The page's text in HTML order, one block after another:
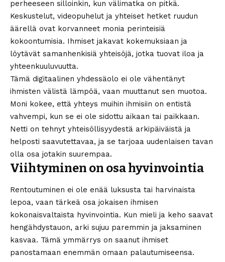
perheeseen silloinkin, kun välimatka on pitkä.
Keskustelut, videopuhelut ja yhteiset hetket ruudun
äärellä ovat korvanneet monia perinteisiä
kokoontumisia. Ihmiset jakavat kokemuksiaan ja
löytävät samanhenkisiä yhteisöjä, jotka tuovat iloa ja
yhteenkuuluvuutta.
Tämä digitaalinen yhdessäolo ei ole vähentänyt
ihmisten välistä lämpöä, vaan muuttanut sen muotoa.
Moni kokee, että yhteys muihin ihmisiin on entistä
vahvempi, kun se ei ole sidottu aikaan tai paikkaan.
Netti on tehnyt yhteisöllisyydestä arkipäiväistä ja
helposti saavutettavaa, ja se tarjoaa uudenlaisen tavan
olla osa jotakin suurempaa.
Viihtyminen on osa hyvinvointia
Rentoutuminen ei ole enää luksusta tai harvinaista
lepoa, vaan tärkeä osa jokaisen ihmisen
kokonaisvaltaista hyvinvointia. Kun mieli ja keho saavat
hengähdystauon, arki sujuu paremmin ja jaksaminen
kasvaa. Tämä ymmärrys on saanut ihmiset
panostamaan enemmän omaan palautumiseensa.